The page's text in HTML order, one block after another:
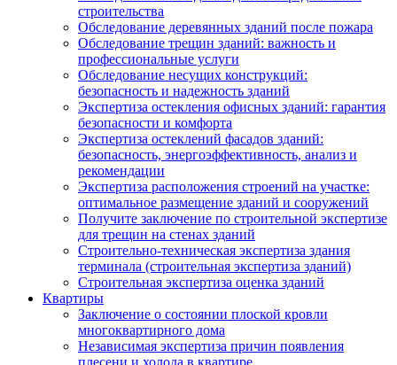
строительства
Обследование деревянных зданий после пожара
Обследование трещин зданий: важность и
профессиональные услуги
Обследование несущих конструкций:
безопасность и надежность зданий
Экспертиза остекления офисных зданий: гарантия
безопасности и комфорта
Экспертиза остеклений фасадов зданий:
безопасность, энергоэффективность, анализ и
рекомендации
Экспертиза расположения строений на участке:
оптимальное размещение зданий и сооружений
Получите заключение по строительной экспертизе
для трещин на стенах зданий
Строительно-техническая экспертиза здания
терминала (строительная экспертиза зданий)
Строительная экспертиза оценка зданий
Квартиры
Заключение о состоянии плоской кровли
многоквартирного дома
Независимая экспертиза причин появления
плесени и холода в квартире